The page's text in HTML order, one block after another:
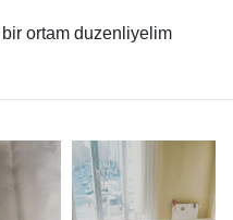
ortam duzenliyelim